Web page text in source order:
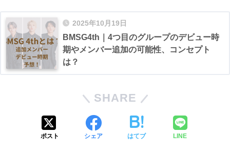
2025年10月19日
BMSG4th｜4つ目のグループのデビュー時
期やメンバー追加の可能性、コンセプト
は？
SHARE
ポスト シェア はてブ LINE